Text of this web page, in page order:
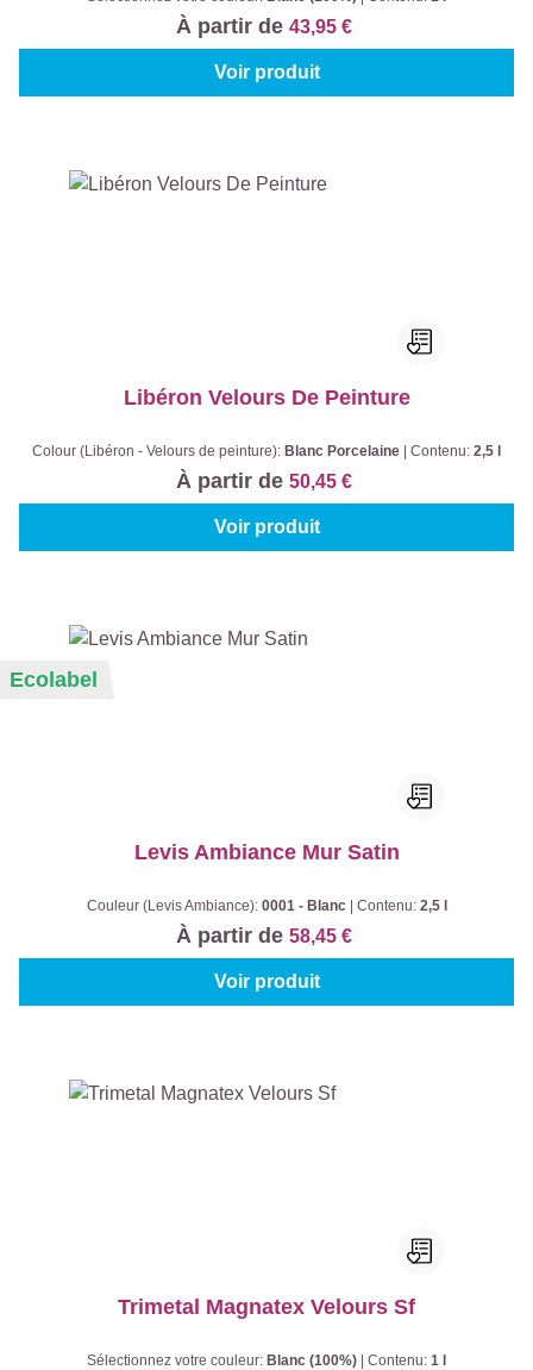
À partir de 43,95 €
Voir produit
Libéron Velours De Peinture
Colour (Libéron - Velours de peinture): Blanc Porcelaine Contenu: 2,5 l
À partir de 50,45 €
Voir produit
Ecolabel
Levis Ambiance Mur Satin
Couleur (Levis Ambiance): 0001 - Blanc Contenu: 2,5 l
À partir de 58,45 €
Voir produit
Trimetal Magnatex Velours Sf
Sélectionnez votre couleur: Blanc (100%) Contenu: 1 l